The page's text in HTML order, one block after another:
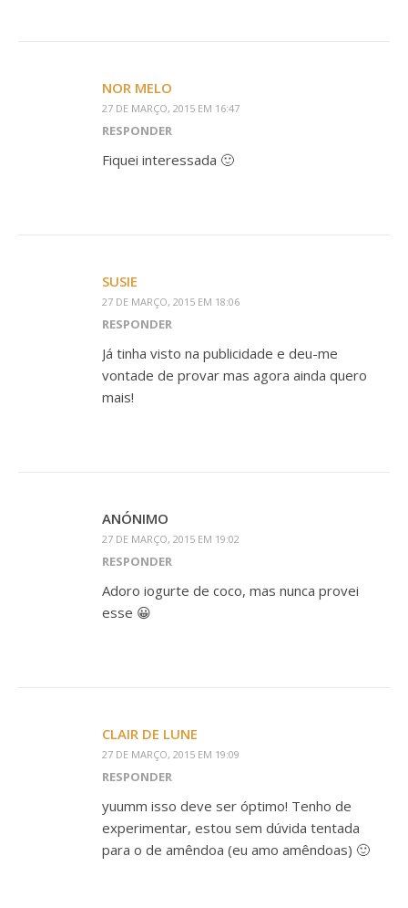
NOR MELO
27 DE MARÇO, 2015 EM 16:47
RESPONDER
Fiquei interessada 🙂
SUSIE
27 DE MARÇO, 2015 EM 18:06
RESPONDER
Já tinha visto na publicidade e deu-me
vontade de provar mas agora ainda quero
mais!
ANÓNIMO
27 DE MARÇO, 2015 EM 19:02
RESPONDER
Adoro iogurte de coco, mas nunca provei
esse 😀
CLAIR DE LUNE
27 DE MARÇO, 2015 EM 19:09
RESPONDER
yuumm isso deve ser óptimo! Tenho de
experimentar, estou sem dúvida tentada
para o de amêndoa (eu amo amêndoas) 🙂